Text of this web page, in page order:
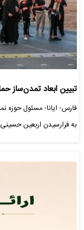
تبیین ابعاد تمدن‌ساز
فارس- ایانا- مسئول حوزه
به فرارسیدن اربعین